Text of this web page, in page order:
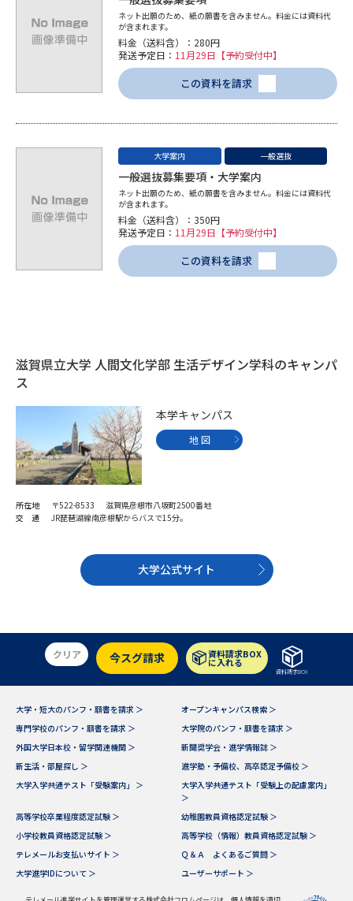
新生活お役立ちガイド
学問発見 学問検索
大学で学びたい学問発見
学問のミニ講義「夢ナビ講義」 学問分野解説
夢ナビライブ
資料の料金の
お支払いについて
受付内容・発送状況の確認
テレメール
個人情報取扱規定
特定商取引表記
テレメール進学カタログ
ネット出願のため、紙の願書を含みません。料金には資料代
が含まれます。
料金（送料含）：280円
発送予定日： 11月29日【予約受付中】
この資料を請求
大学案内 一般選抜
一般選抜募集要項・大学案内
ネット出願のため、紙の願書を含みません。料金には資料代
が含まれます。
料金（送料含）：350円
発送予定日： 11月29日【予約受付中】
この資料を請求
滋賀県立大学 人間文化学部 生活デザイン学科のキャンパ
ス
本学キャンパス
地 図
所在地
〒522-8533 滋賀県彦根市八坂町2500番地
交 通
JR琵琶湖線南彦根駅からバスで15分。
大学公式サイト
クリア 今スグ請求 資料請求BOX
に入れる
資料請求BOX
大学・短大のパンフ・願書を請求 ＞
オープンキャンパス検索 ＞
専門学校のパンフ・願書を請求 ＞
大学院のパンフ・願書を請求 ＞
外国大学日本校・留学関連機関 ＞
新聞奨学会・進学情報誌 ＞
新生活・部屋探し ＞
進学塾・予備校、高卒認定予備校 ＞
大学入学共通テスト「受験案内」 ＞
大学入学共通テスト「受験上の配慮案内」
＞
高等学校卒業程度認定試験 ＞
幼稚園教員資格認定試験 ＞
小学校教員資格認定試験 ＞
高等学校（情報）教員資格認定試験 ＞
テレメールお支払いサイト ＞
Ｑ＆Ａ よくあるご質問 ＞
大学進学IDについて ＞
ユーザーサポート ＞